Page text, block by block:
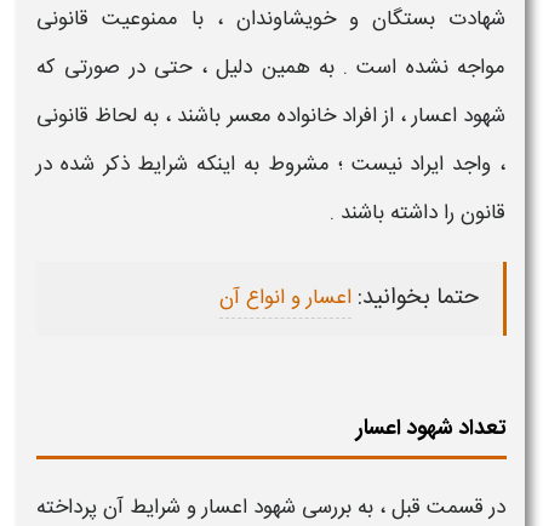
شهادت بستگان و خویشاوندان ، با ممنوعیت قانونی
مواجه نشده است . به همین دلیل ، حتی در صورتی که
شهود اعسار، از افراد خانواده معسرباشند ، به لحاظ قانونی
، واجد ایراد نیست ؛ مشروط به اینکه شرایطذکر شده در
قانون را داشته باشند .
حتما بخوانید: اعسار و انواع آن
تعداد شهود اعسار
در قسمت قبل ، به بررسی شهود اعسار و شرایط آنپرداخته